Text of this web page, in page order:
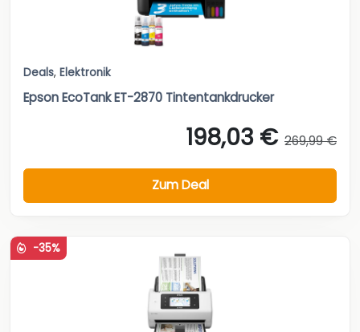
Deals, Elektronik
Epson EcoTank ET-2870 Tintentankdrucker
198,03 € 269,99 €
Zum Deal
-35%